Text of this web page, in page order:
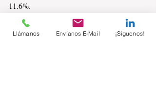
11.6%.
Hacia adelante la inflación se verá
Llámanos Envíanos E-Mail ¡Síguenos!